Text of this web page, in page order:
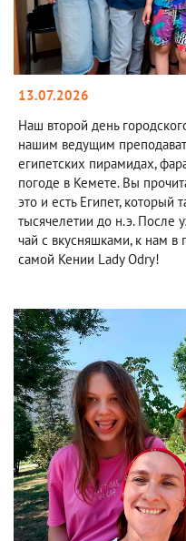
13.07.2026
Наш второй день
нашим ведущим
египетских пирамидах,
погоде в Кемете. Вы
это и есть Египет, который
тысячелетии до н.э. После
чай с вкусняшками, к нам в
самой Кении Lady Odry!